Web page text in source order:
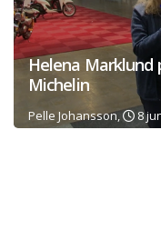
Helena Marklund
Michelin
Pelle Johansson, 8